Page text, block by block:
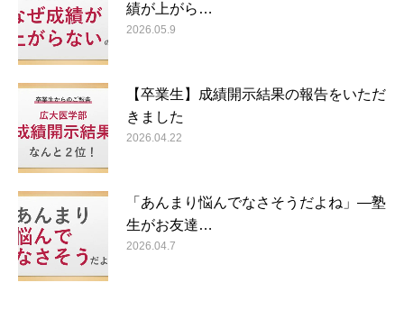
績が上がら…
2026.05.9
【卒業生】成績開示結果の報告をいただ
きました
2026.04.22
「あんまり悩んでなさそうだよね」―塾
生がお友達…
2026.04.7